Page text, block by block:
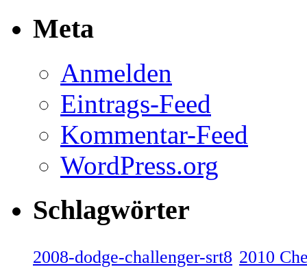
Meta
Anmelden
Eintrags-Feed
Kommentar-Feed
WordPress.org
Schlagwörter
2008-dodge-challenger-srt8 2010